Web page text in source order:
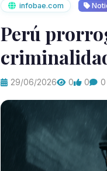
infobae.com
Perú
29/06/2026 0 0 0